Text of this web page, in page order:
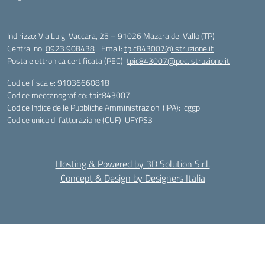
Indirizzo:Via Luigi Vaccara, 25 – 91026 Mazara del Vallo (TP)
Centralino:0923 908438 Email:tpic843007@istruzione.it
Posta elettronica certificata (PEC):tpic843007@pec.istruzione.it
Codice fiscale: 91036660818
Codice meccanografico:tpic843007
Codice Indice delle Pubbliche Amministrazioni (IPA): icggp
Codice unico di fatturazione (CUF): UFYPS3
Hosting & Powered by 3D Solution S.r.l.
Concept & Design by Designers Italia